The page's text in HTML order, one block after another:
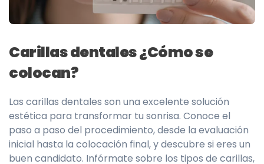
Carillas dentales ¿Cómo se
colocan?
Las carillas dentales son una excelente solución
estética para transformar tu sonrisa. Conoce el
paso a paso del procedimiento, desde la evaluación
inicial hasta la colocación final, y descubre si eres un
buen candidato. Infórmate sobre los tipos de carillas,